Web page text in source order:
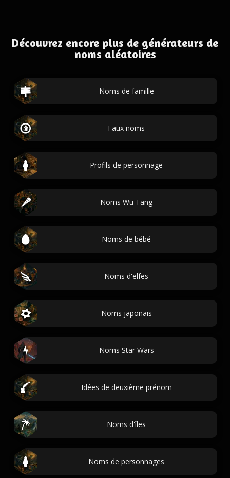
Découvrez encore plus de générateurs de
noms aléatoires
Noms de famille
Faux noms
Profils de personnage
Noms Wu Tang
Noms de bébé
Noms d'elfes
Noms japonais
Noms Star Wars
Idées de deuxième prénom
Noms d'îles
Noms de personnages